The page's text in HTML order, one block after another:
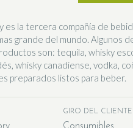
es la tercera compañía de
grande del mundo. Algunos
son: tequila, whisky
whisky canadiense, vodka,
preparados listos para beber.
GIRO DEL CLIENTE